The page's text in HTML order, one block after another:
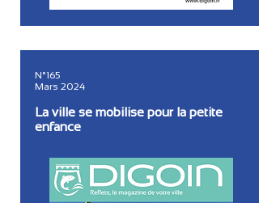
N°165
Mars 2024
La ville se mobilise pour la petite
enfance